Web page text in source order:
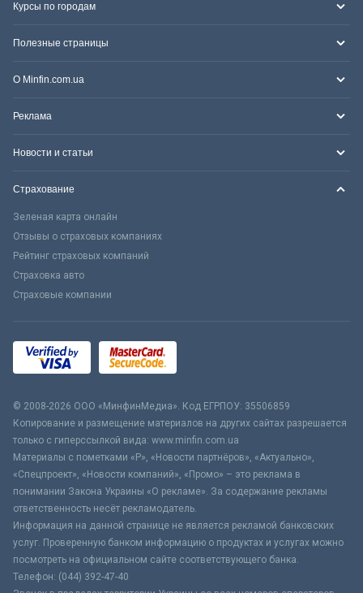
Курсы по городам
Полезные страницы
О Minfin.com.ua
Реклама
Новости и статьи
Страхование
Зеленая карта онлайн
Отзывы о страховых компаниях
Рейтинг страховых компаний
Страховка авто
Страховые компании
© 2008-2026 ООО «МинфинМедиа». Код ЕГРПОУ: 35506859
Копирование и размещение материалов на других сайтах разрешается
только с гиперссылкой вида: www.minfin.com.ua
Материалы с пометками «Р», «Новости партнёров», «Актуально»,
«Спецпроект», «Новости компаний», «Промо» – это реклама в
понимании Закона Украины «О рекламе». За содержание рекламы
ответственность несёт рекламодатель.
Информация на данной странице не является рекламой банковских
услуг. Проверенную банком информацию о продуктах и услугах можно
посмотреть на официальном сайте соответствующего банка.
Телефон: (044) 392-47-40